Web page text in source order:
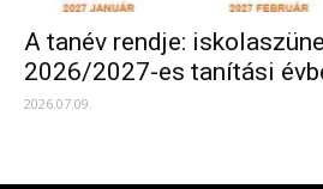
A tanév rendje:
2026/2027-es tanítási
2026.07.09.